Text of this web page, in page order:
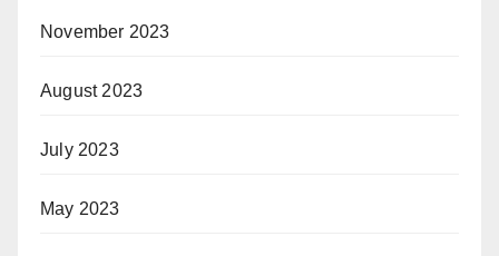
November 2023
August 2023
July 2023
May 2023